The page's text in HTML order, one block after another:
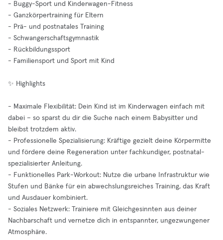
- Buggy-Sport und Kinderwagen-Fitness
- Ganzkörpertraining für Eltern
- Prä- und postnatales Training
- Schwangerschaftsgymnastik
- Rückbildungssport
- Familiensport und Sport mit Kind
✨ Highlights
- Maximale Flexibilität: Dein Kind ist im Kinderwagen einfach mit
dabei – so sparst du dir die Suche nach einem Babysitter und
bleibst trotzdem aktiv.
- Professionelle Spezialisierung: Kräftige gezielt deine Körpermitte
und fördere deine Regeneration unter fachkundiger, postnatal-
spezialisierter Anleitung.
- Funktionelles Park-Workout: Nutze die urbane Infrastruktur wie
Stufen und Bänke für ein abwechslungsreiches Training, das Kraft
und Ausdauer kombiniert.
- Soziales Netzwerk: Trainiere mit Gleichgesinnten aus deiner
Nachbarschaft und vernetze dich in entspannter, ungezwungener
Atmosphäre.